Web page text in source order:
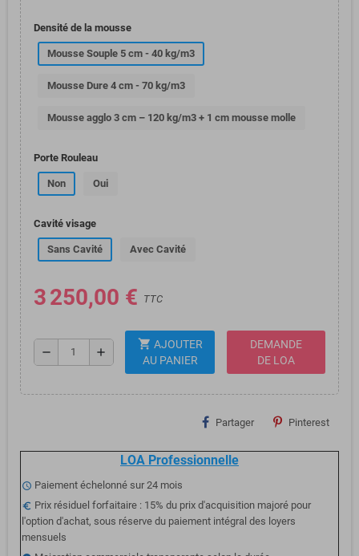
Densité de la mousse
Mousse Souple 5 cm - 40 kg/m3
Mousse Dure 4 cm - 70 kg/m3
Mousse agglo 3 cm – 120 kg/m3 + 1 cm mousse molle
Porte Rouleau
Non Oui
Cavité visage
Sans Cavité Avec Cavité
3 250,00 € TTC
remove add
shopping_cart AJOUTER
AU PANIER
DEMANDE
DE LOA
Partager Pinterest
LOA Professionnelle
schedule Paiement échelonné sur 24 mois
euro_symbol Prix résiduel forfaitaire : 15% du prix d'acquisition majoré pour
l'option d'achat, sous réserve du paiement intégral des loyers
mensuels